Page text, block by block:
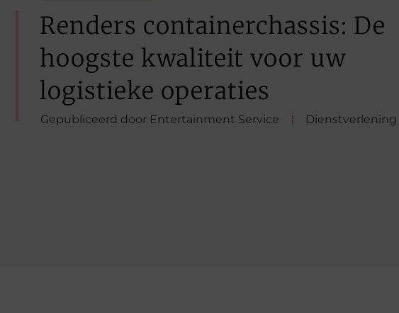
Renders containerchassis: De
hoogste kwaliteit voor uw
logistieke operaties
Gepubliceerd door Entertainment Service Dienstverlening